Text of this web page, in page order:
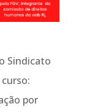
Sindicato
curso:
por